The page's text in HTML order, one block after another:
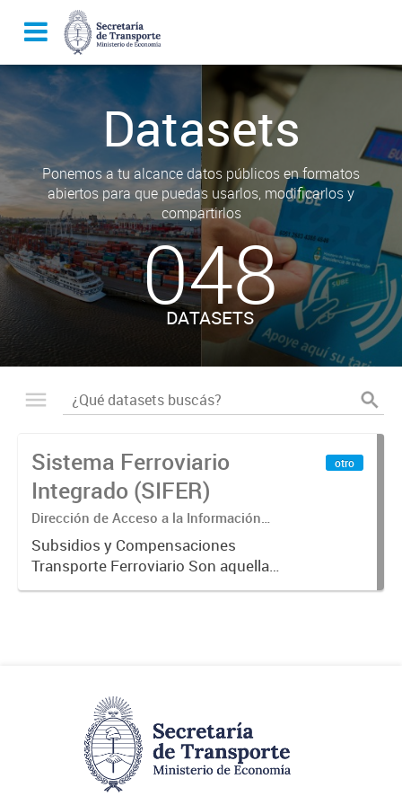
Datasets
Ponemos a tu alcance datos públicos en formatos
abiertos para que puedas usarlos, modificarlos y
compartirlos
048
DATASETS
Sistema Ferroviario
Integrado (SIFER)
Dirección de Acceso a la Información
Pública y Transparencia
Subsidios y Compensaciones
Transporte Ferroviario Son aquellas
transferencias realizadas por la
otro